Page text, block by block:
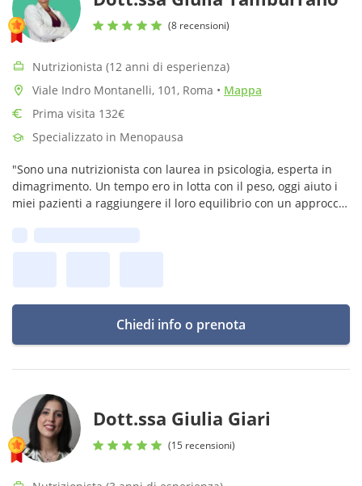
(8 recensioni)
Nutrizionista (12 anni di esperienza)
Viale Indro Montanelli, 101, Roma • Mappa
Prima visita 132€
Specializzato in Menopausa
"Sono una nutrizionista con laurea in psicologia, esperta in
dimagrimento. Un tempo ero in lotta con il peso, oggi aiuto i
miei pazienti a raggiungere il loro equilibrio con un approccio
Chiedi info o prenota
Dott.ssa Giulia Giari
(15 recensioni)